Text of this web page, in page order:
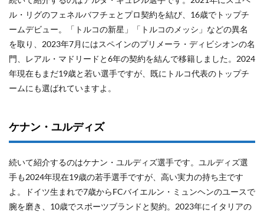
ル・リグのフェネルバフチェとプロ契約を結び、16歳でトップチ
ームデビュー。「トルコの新星」「トルコのメッシ」などの異名
を取り、2023年7月にはスペインのプリメーラ・ディビシオンの名
門、レアル・マドリードと6年の契約を結んで移籍しました。2024
年現在もまだ19歳と若い選手ですが、既にトルコ代表のトップチ
ームにも選ばれていますよ。
ケナン・ユルディズ
続いて紹介するのはケナン・ユルディズ選手です。ユルディズ選
手も2024年現在19歳の若手選手ですが、高い実力の持ち主です
よ。ドイツ生まれで7歳からFCバイエルン・ミュンヘンのユースで
腕を磨き、10歳でスポーツブランドと契約。2023年にイタリアの